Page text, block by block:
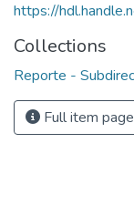
https://
Collections
Reporte -
Full item page